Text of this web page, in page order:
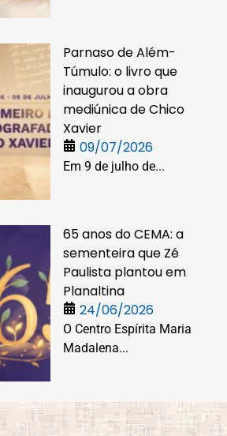
Parnaso de Além-
Túmulo: o livro que
inaugurou a obra
mediúnica de Chico
Xavier
09/07/2026
Em 9 de julho de...
65 anos do CEMA: a
sementeira que Zé
Paulista plantou em
Planaltina
24/06/2026
O Centro Espírita Maria
Madalena...